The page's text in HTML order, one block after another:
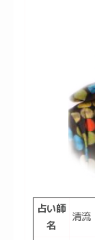
占い師
名
清流